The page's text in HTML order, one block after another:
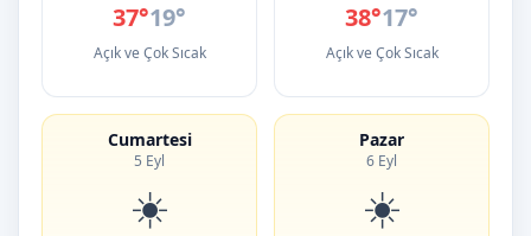
37°19°
Açık ve Çok Sıcak
38°17°
Açık ve Çok Sıcak
Cumartesi
5 Eyl
☀️
Pazar
6 Eyl
☀️